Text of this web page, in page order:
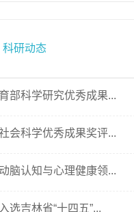
科研动态
部科学研究优秀成果...
会科学优秀成果奖评...
脑认知与心理健康领...
选吉林省“十四五”...